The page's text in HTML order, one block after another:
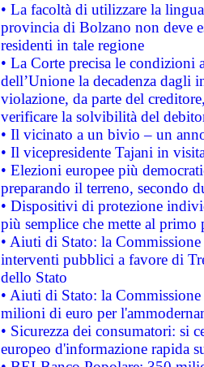
• La facoltà di utilizzare la
provincia di Bolzano non deve
residenti in tale regione
• La Corte precisa le
dell’Unione la decadenza dagli
violazione, da parte del
verificare la solvibilità del
• Il vicinato a un bivio – un
• Il vicepresidente Tajani in
• Elezioni europee più
preparando il terreno, secondo
• Dispositivi di protezione
più semplice che mette al primo
• Aiuti di Stato: la
interventi pubblici a favore di
dello Stato
• Aiuti di Stato: la
milioni di euro per
• Sicurezza dei consumatori: si
europeo d'informazione rapida